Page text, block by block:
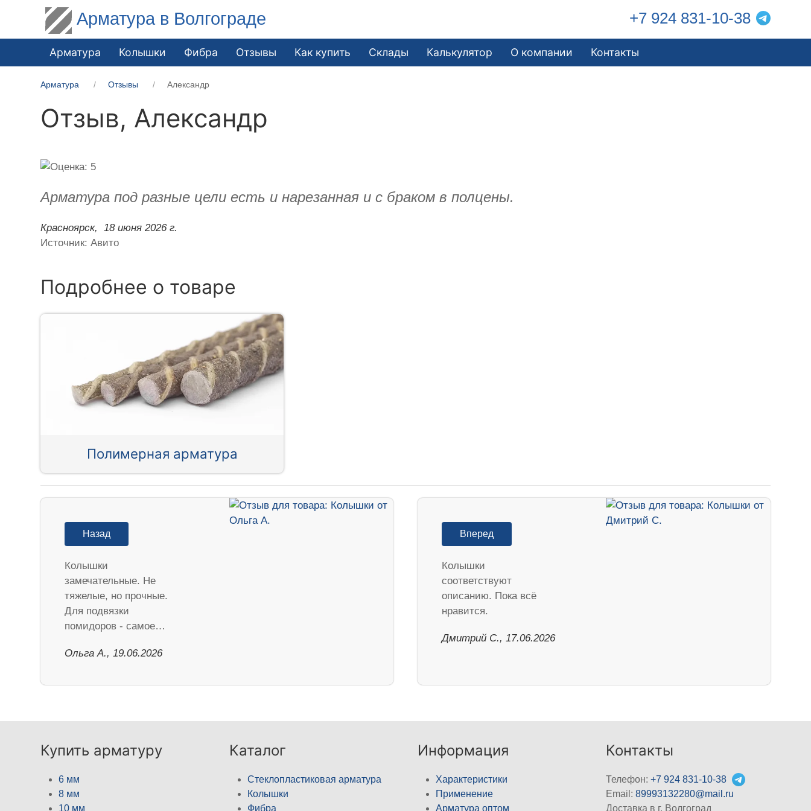
Арматура в Волгограде +7 924 831-10-38
Арматура Колышки Фибра Отзывы Как купить Склады Калькулятор О компании Контакты
Арматура Отзывы Александр
Отзыв, Александр
Арматура под разные цели есть и нарезанная и с браком в полцены.
Красноярск,
18 июня 2026 г.
Источник: Авито
Подробнее о товаре
Полимерная арматура
Назад
Колышки
замечательные. Не
тяжелые, но прочные.
Для подвязки
помидоров - самое…
Ольга А., 19.06.2026
Вперед
Колышки
соответствуют
описанию. Пока всё
нравится.
Дмитрий С., 17.06.2026
Купить арматуру
6 мм
8 мм
10 мм
Каталог
Стеклопластиковая арматура
Колышки
Фибра
Информация
Характеристики
Применение
Арматура оптом
Контакты
Телефон:+7 924 831-10-38
Email:89993132280@mail.ru
Доставка в г. Волгоград